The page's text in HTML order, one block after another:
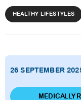
HEALTHY LIFESTYLES
26 SEPTEMBER
MEDICALLY